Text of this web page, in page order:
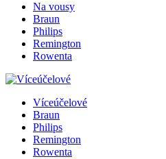
Na vousy
Braun
Philips
Remington
Rowenta
Víceúčelové
Braun
Philips
Remington
Rowenta